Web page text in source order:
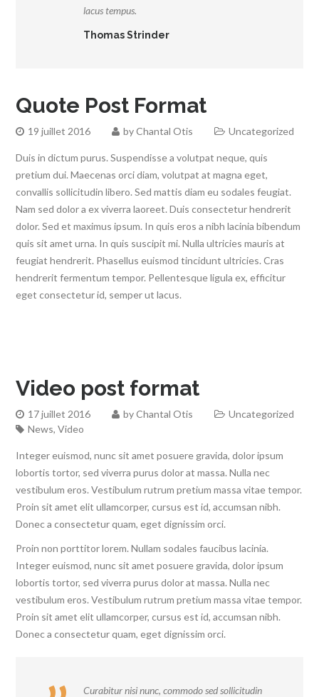
lacus tempus.
Thomas Strinder
Quote Post Format
19 juillet 2016 byChantal Otis Uncategorized
Duis in dictum purus. Suspendisse a volutpat neque, quis
pretium dui. Maecenas orci diam, volutpat at magna eget,
convallis sollicitudin libero. Sed mattis diam eu sodales feugiat.
Nam sed dolor a ex viverra laoreet. Duis consectetur hendrerit
dolor. Sed et maximus ipsum. In quis eros a nibh lacinia bibendum
quis sit amet urna. In quis suscipit mi. Nulla ultricies mauris at
feugiat hendrerit. Phasellus euismod tincidunt ultricies. Cras
hendrerit fermentum tempor. Pellentesque ligula ex, efficitur
eget consectetur id, semper ut lacus.
Video post format
17 juillet 2016 byChantal Otis
Uncategorized
News,Video
Integer euismod, nunc sit amet posuere gravida, dolor ipsum
lobortis tortor, sed viverra purus dolor at massa. Nulla nec
vestibulum eros. Vestibulum rutrum pretium massa vitae tempor.
Proin sit amet elit ullamcorper, cursus est id, accumsan nibh.
Donec a consectetur quam, eget dignissim orci.
Proin non porttitor lorem. Nullam sodales faucibus lacinia.
Integer euismod, nunc sit amet posuere gravida, dolor ipsum
lobortis tortor, sed viverra purus dolor at massa. Nulla nec
vestibulum eros. Vestibulum rutrum pretium massa vitae tempor.
Proin sit amet elit ullamcorper, cursus est id, accumsan nibh.
Donec a consectetur quam, eget dignissim orci.
Curabitur nisi nunc, commodo sed sollicitudin